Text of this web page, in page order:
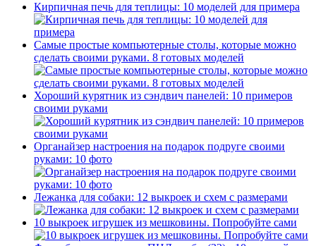
Кирпичная печь для теплицы: 10 моделей для примера
Самые простые компьютерные столы, которые можно
сделать своими руками. 8 готовых моделей
Хороший курятник из сэндвич панелей: 10 примеров
своими руками
Органайзер настроения на подарок подруге своими
руками: 10 фото
Лежанка для собаки: 12 выкроек и схем с размерами
10 выкроек игрушек из мешковины. Попробуйте сами